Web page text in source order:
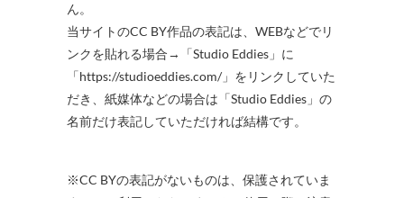
ん。
当サイトのCC BY作品の表記は、WEBなどでリ
ンクを貼れる場合→「Studio Eddies」に
「https://studioeddies.com/」をリンクしていた
だき、紙媒体などの場合は「Studio Eddies」の
名前だけ表記していただければ結構です。
※CC BYの表記がないものは、保護されていま